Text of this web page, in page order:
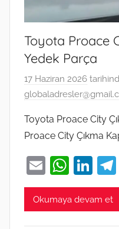
Toyota Proace
Yedek Parça
17 Haziran 2026
Toyota Proace City
Proace City Çıkma
E
m
ai
W
h
at
Li
n
k
Okumaya devam et